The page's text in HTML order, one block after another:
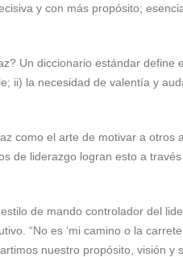
problemas
y con más propósito;
Un diccionario estándar define
ii) la necesidad de valentía y
como el arte de motivar a otros
de liderazgo logran esto a
de mando controlador del
“No es ‘mi camino o la
nuestro propósito, visión y